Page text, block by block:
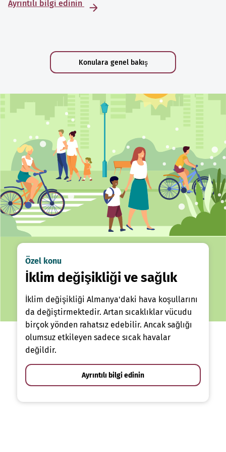
Ayrıntılı bilgi edinin
Konulara genel bakış
Özel konu
İklim değişikliği ve sağlık
İklim değişikliği Almanya'daki hava koşullarını
da değiştirmektedir. Artan sıcaklıklar vücudu
birçok yönden rahatsız edebilir. Ancak sağlığı
olumsuz etkileyen sadece sıcak havalar
değildir.
Ayrıntılı bilgi edinin